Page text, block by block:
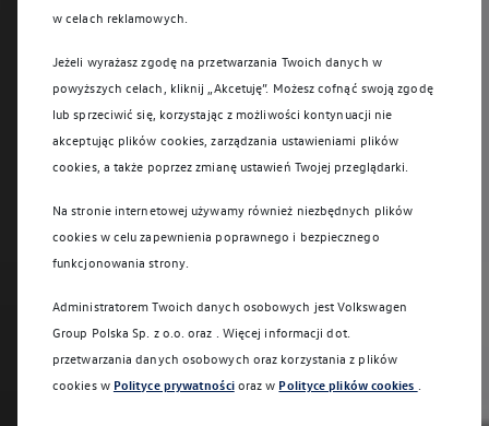
w celach reklamowych.
Jeżeli wyrażasz zgodę na przetwarzania Twoich danych w
powyższych celach, kliknij „Akcetuję”. Możesz cofnąć swoją zgodę
lub sprzeciwić się, korzystając z możliwości kontynuacji nie
akceptując plików cookies, zarządzania ustawieniami plików
cookies, a także poprzez zmianę ustawień Twojej przeglądarki.
Na stronie internetowej używamy również niezbędnych plików
cookies w celu zapewnienia poprawnego i bezpiecznego
funkcjonowania strony.
Administratorem Twoich danych osobowych jest Volkswagen
Group Polska Sp. z o.o. oraz . Więcej informacji dot.
przetwarzania danych osobowych oraz korzystania z plików
cookies w Polityce prywatnościoraz w Polityce plików cookies .